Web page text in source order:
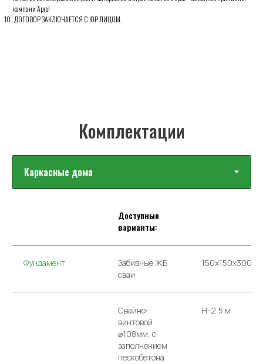
компани Арго!
ДОГОВОР ЗАКЛЮЧАЕТСЯ С ЮР.ЛИЦОМ.
Доступные
варианты:
Фундамент
Забивные ЖБ
сваи
150х150х3000
Свайно-
винтовой
⌀108мм, с
заполнением
пескобетона
H-2,5 м